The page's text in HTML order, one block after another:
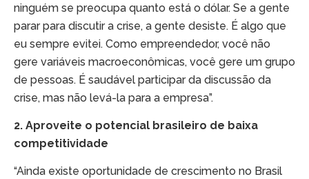
ninguém se preocupa quanto está o dólar. Se a gente
parar para discutir a crise, a gente desiste. É algo que
eu sempre evitei. Como empreendedor, você não
gere variáveis macroeconômicas, você gere um grupo
de pessoas. É saudável participar da discussão da
crise, mas não levá-la para a empresa”.
2. Aproveite o potencial brasileiro de baixa
competitividade
“Ainda existe oportunidade de crescimento no Brasil